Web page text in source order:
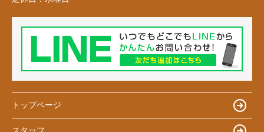
トップページ